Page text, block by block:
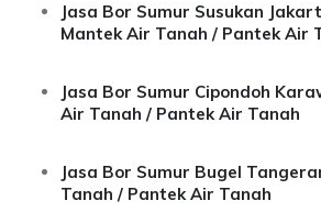
Jasa Bor Sumur Susukan
Mantek Air Tanah / Pantek Air
Jasa Bor Sumur Cipondoh
Air Tanah / Pantek Air Tanah
Jasa Bor Sumur Bugel
Tanah / Pantek Air Tanah